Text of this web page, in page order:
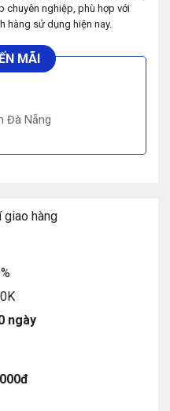
chuyên nghiệp, phù hợp với
hàng sử dụng hiện nay.
MÃI
Đà Nẵng
giao hàng
ngày